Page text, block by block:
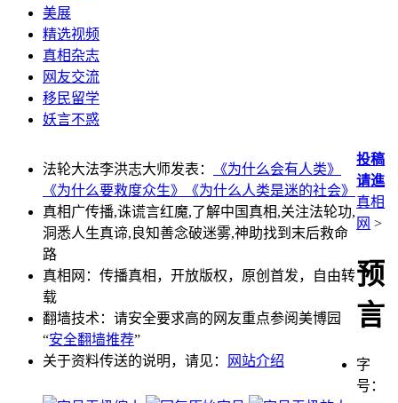
美展
精选视频
真相杂志
网友交流
移民留学
妖言不惑
法轮大法李洪志大师发表：
《为什么会有人类》
《为什么要救度众生》
《为什么人类是迷的社会》
真相广传播,诛谎言红魔,了解中国真相,关注法轮功,
洞悉人生真谛,良知善念破迷雾,神助找到末后救命
路
真相网：传播真相，开放版权，原创首发，自由转
载
翻墙技术：请安全要求高的网友重点参阅美博园
“安全翻墙推荐”
关于资料传送的说明，请见：
网站介绍
投稿
请進
真相
网 >
预
言
字
号：